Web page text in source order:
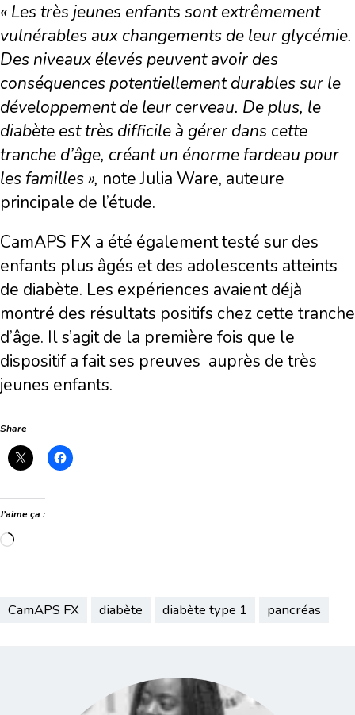
« Les très jeunes enfants sont extrêmement
vulnérables aux changements de leur glycémie.
Des niveaux élevés peuvent avoir des
conséquences potentiellement durables sur le
développement de leur cerveau. De plus, le
diabète est très difficile à gérer dans cette
tranche d’âge, créant un énorme fardeau pour
les familles », note Julia Ware, auteure
principale de l’étude.
CamAPS FX a été également testé sur des
enfants plus âgés et des adolescents atteints
de diabète. Les expériences avaient déjà
montré des résultats positifs chez cette tranche
d’âge. Il s’agit de la première fois que le
dispositif a fait ses preuves auprès de très
jeunes enfants.
Share
J’aime ça :
Chargement…
CamAPS FX diabète diabète type 1 pancréas